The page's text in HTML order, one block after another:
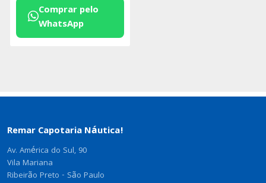
Comprar pelo
WhatsApp
Remar Capotaria Náutica!
Av. América do Sul, 90
Vila Mariana
Ribeirão Preto - São Paulo